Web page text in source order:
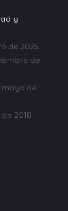
y
de 2025
de
mayo de
2018